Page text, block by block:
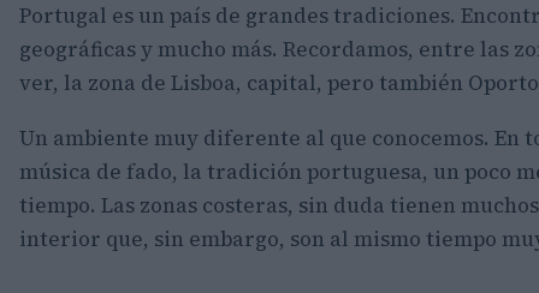
Portugal es un país de grandes tradiciones.
geográficas y mucho más. Recordamos, entre las
ver, la zona de Lisboa, capital, pero también
Un ambiente muy diferente al que conocemos. En
música de fado, la tradición portuguesa, un poco
tiempo. Las zonas costeras, sin duda tienen
interior que, sin embargo, son al mismo tiempo